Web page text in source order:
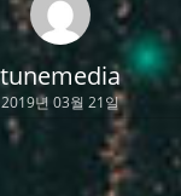
tunemedia
2019년 03월 21일